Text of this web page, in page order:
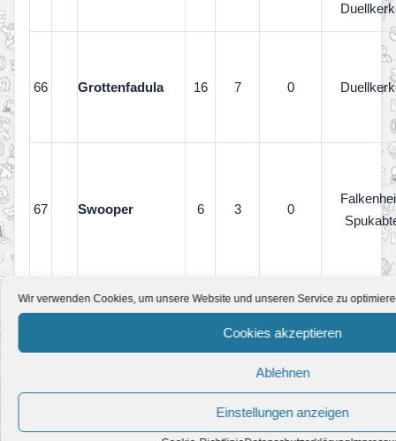
Wir verwenden Cookies, um unsere Website und unseren Service zu
Cookies akzeptieren
Ablehnen
Einstellungen anzeigen
66 Grottenfadula 16 7 0
67 Swooper 6 3 0
4 0